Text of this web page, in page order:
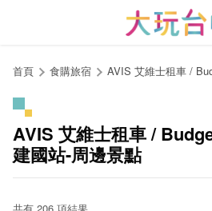
首頁 食購旅宿 AVIS 艾維士租車 /
AVIS 艾維士租車 /
建國站-周邊景點
共有 206 項結果